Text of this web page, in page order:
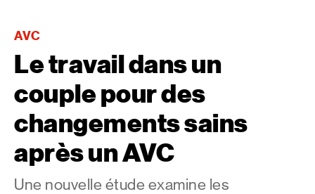
AVC
Le travail dans un
couple pour des
changements sains
après un AVC
Une nouvelle étude examine les